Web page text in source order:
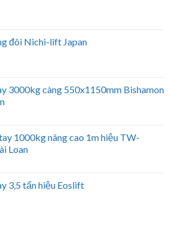
đôi Nichi-lift Japan
3000kg càng 550x1150mm Bishamon
1000kg nâng cao 1m hiệu TW-
Loan
3,5 tấn hiệu Eoslift